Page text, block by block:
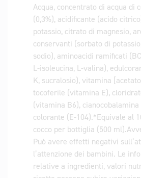
Acqua, concentrato di acqua di
(0,3%), acidificante (acido
potassio, citrato di magnesio,
conservanti (sorbato di
sodio), aminoacidi ramificati
L-isoleucina, L-valina),
K, sucralosio), vitamina
tocoferile (vitamina E),
(vitamina B6),
colorante (E-104).*Equivale al
cocco per bottiglia (500
Può avere effetti negativi
l’attenzione dei bambini. Le
relative a ingredienti, valori